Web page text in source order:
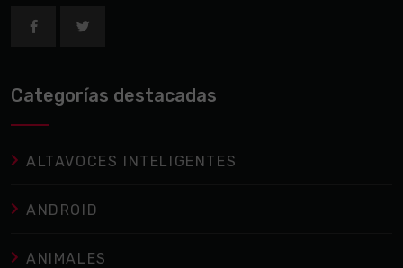
Categorías destacadas
ALTAVOCES INTELIGENTES
ANDROID
ANIMALES